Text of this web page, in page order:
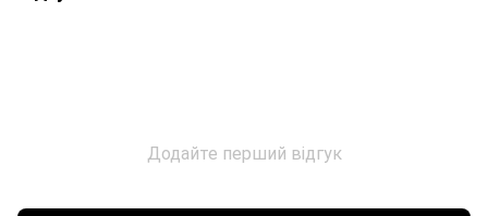
Додайте перший відгук